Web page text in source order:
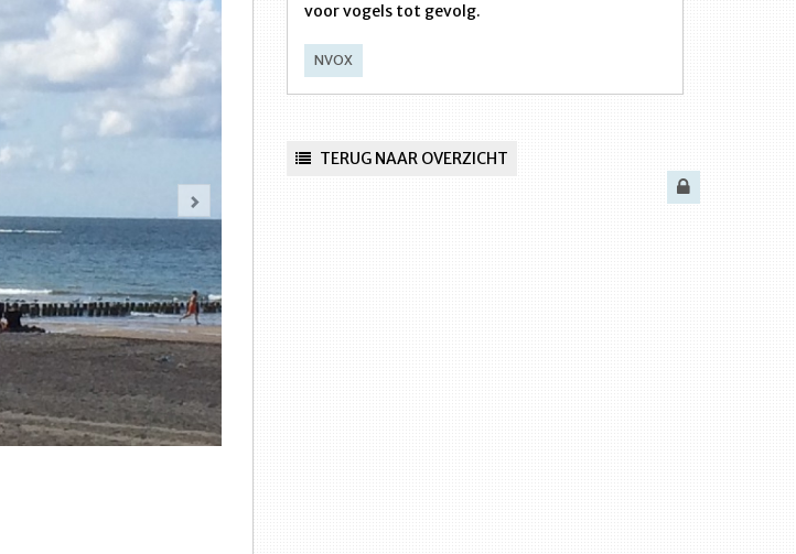
Volgende
voor vogels tot gevolg.
NVOX
TERUG NAAR OVERZICHT